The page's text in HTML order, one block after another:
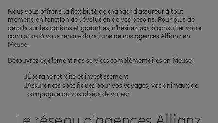
Nous vous offrons la flexibilité de changer d'assureur à tout
moment, en fonction de l'évolution de vos besoins. Pour plus de
détails sur les options et garanties, n'hésitez pas à consulter votre
contrat ou à vous rendre dans l'une de nos agences Allianz en
Meuse.
Découvrez également nos services complémentaires en Meuse :
Épargne retraite et investissement
Assurances spécifiques pour vos voyages, vos animaux de
compagnie ou vos objets de valeur